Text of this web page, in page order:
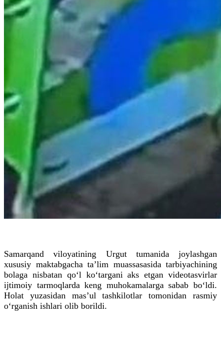
Samarqand viloyatining Urgut tumanida joylashgan
xususiy maktabgacha ta’lim muassasasida tarbiyachining
bolaga nisbatan qo‘l ko‘targani aks etgan videotasvirlar
ijtimoiy tarmoqlarda keng muhokamalarga sabab bo‘ldi.
Holat yuzasidan mas’ul tashkilotlar tomonidan rasmiy
o‘rganish ishlari olib borildi.